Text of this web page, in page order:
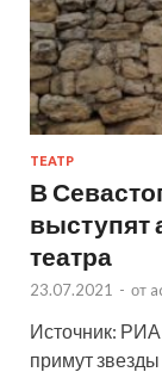
ТЕАТР
В
выступят
театра
23.07.2021 - от
Источник: РИА
примут